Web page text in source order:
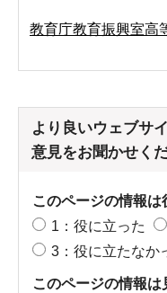
教育庁教育振興室高
より良いウェブサ
意見をお聞かせく
このページの情報は
1：役に立った
3：役に立たなか
このページの情報は